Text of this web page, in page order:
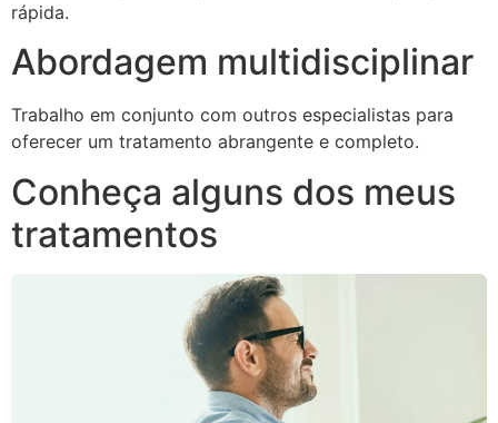
rápida.
Abordagem multidisciplinar
Trabalho em conjunto com outros especialistas para
oferecer um tratamento abrangente e completo.
Conheça alguns dos meus
tratamentos